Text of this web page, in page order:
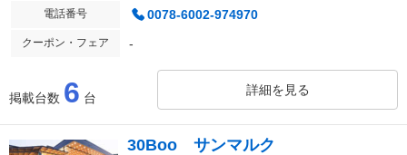
電話番号 0078-6002-974970
クーポン・フェア -
掲載台数 6 台
詳細を見る
30Boo サンマルク